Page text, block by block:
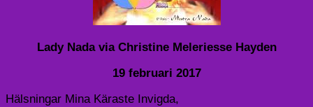
Lady Nada via Christine Meleriesse Hayden
19 februari 2017
Hälsningar Mina Käraste Invigda,